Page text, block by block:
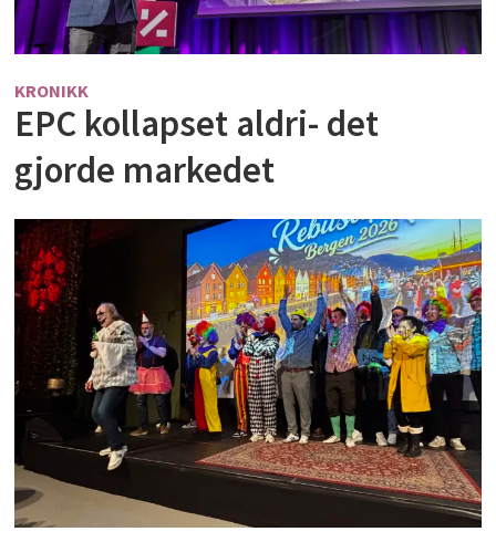
KRONIKK
EPC kollapset aldri- det
gjorde markedet